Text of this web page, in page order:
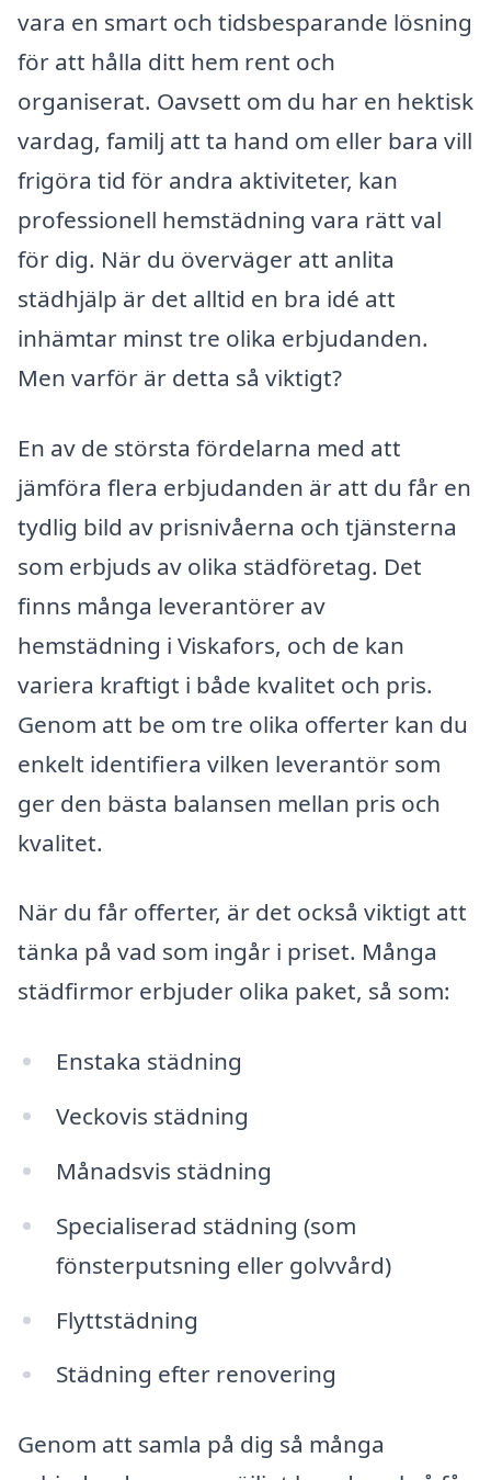
vara en smart och tidsbesparande lösning
för att hålla ditt hem rent och
organiserat. Oavsett om du har en hektisk
vardag, familj att ta hand om eller bara vill
frigöra tid för andra aktiviteter, kan
professionell hemstädning vara rätt val
för dig. När du överväger att anlita
städhjälp är det alltid en bra idé att
inhämtar minst tre olika erbjudanden.
Men varför är detta så viktigt?
En av de största fördelarna med att
jämföra flera erbjudanden är att du får en
tydlig bild av prisnivåerna och tjänsterna
som erbjuds av olika städföretag. Det
finns många leverantörer av
hemstädning i Viskafors, och de kan
variera kraftigt i både kvalitet och pris.
Genom att be om tre olika offerter kan du
enkelt identifiera vilken leverantör som
ger den bästa balansen mellan pris och
kvalitet.
När du får offerter, är det också viktigt att
tänka på vad som ingår i priset. Många
städfirmor erbjuder olika paket, så som:
Enstaka städning
Veckovis städning
Månadsvis städning
Specialiserad städning (som
fönsterputsning eller golvvård)
Flyttstädning
Städning efter renovering
Genom att samla på dig så många